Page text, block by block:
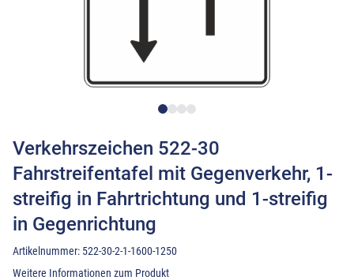
Verkehrszeichen 522-30
Fahrstreifentafel mit Gegenverkehr, 1-
streifig in Fahrtrichtung und 1-streifig
in Gegenrichtung
Artikelnummer: 522-30-2-1-1600-1250
Weitere Informationen zum Produkt